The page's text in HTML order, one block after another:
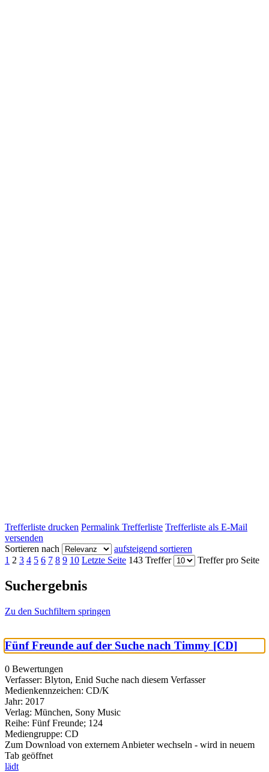
Trefferliste drucken Permalink Trefferliste Trefferliste als E-Mail
versenden
Sortieren nach
aufsteigend sortieren
1 2 3 4 5 6 7 8 9 10 Letzte Seite 143 Treffer Treffer pro Seite
Suchergebnis
Zu den Suchfiltern springen
Fünf Freunde auf der Suche nach Timmy [CD]
0 Bewertungen
Verfasser: Blyton, Enid Suche nach diesem Verfasser
Medienkennzeichen: CD/K
Jahr: 2017
Verlag: München, Sony Music
Reihe: Fünf Freunde; 124
Mediengruppe: CD
Zum Download von externem Anbieter wechseln - wird in neuem
Tab geöffnet
lädt